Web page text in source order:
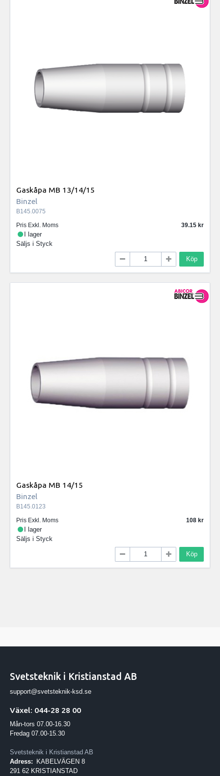
Gaskåpa MB 13/14/15
Binzel
B145.0075
Pris Exkl. Moms
39.15
I lager
Säljs i Styck
Köp
Gaskåpa MB 14/15
Binzel
B145.0123
Pris Exkl. Moms
108
I lager
Säljs i Styck
Köp
Svetsteknik i Kristianstad AB
support@svetsteknik-ksd.se
Växel: 044-28 28 00
Mån-tors 07.00-16.30
Fredag 07.00-15.30
Svetsteknik i Kristianstad AB
Adress:
KABELVÄGEN 8
291 62 KRISTIANSTAD